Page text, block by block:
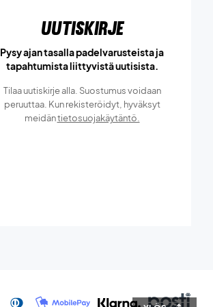
Uutiskirje
Pysy ajan tasalla padelvarusteista ja
tapahtumista liittyvistä uutisista.
Tilaa uutiskirje alla. Suostumus voidaan
peruuttaa. Kun rekisteröidyt, hyväksyt
meidäntietosuojakäytäntö.